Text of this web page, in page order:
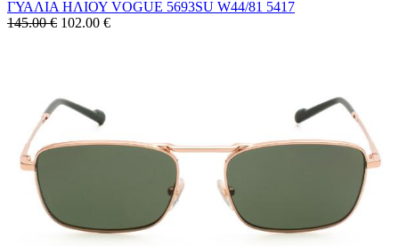
ΓΥΑΛΙΑ ΗΛΙΟΥ VOGUE 5693SU W44/81 5417
145.00 € 102.00 €